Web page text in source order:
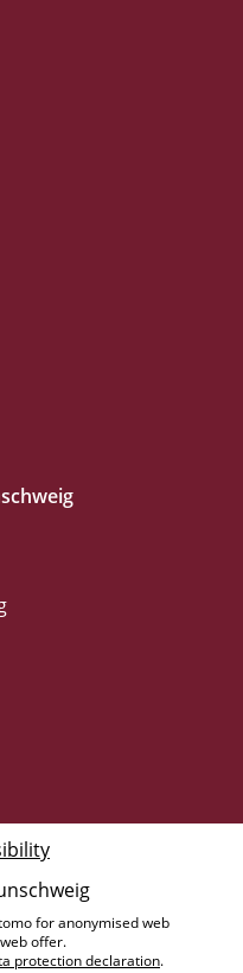
for anonymised web
offer.
protection declaration.